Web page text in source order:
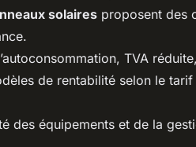
solaires proposent des
TVA réduite,
de rentabilité selon le tarif
des équipements et de la